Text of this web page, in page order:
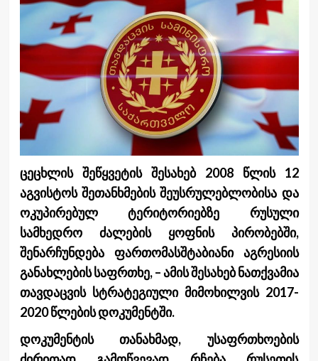
ცეცხლის შეწყვეტის შესახებ 2008 წლის 12
აგვისტოს შეთანხმების შეუსრულებლობისა და
ოკუპირებულ ტერიტორიებზე რუსული
სამხედრო ძალების ყოფნის პირობებში,
შენარჩუნდება ფართომასშტაბიანი აგრესიის
განახლების საფრთხე, – ამის შესახებ ნათქვამია
თავდაცვის სტრატეგიული მიმოხილვის 2017-
2020 წლების დოკუმენტში.
დოკუმენტის თანახმად, უსაფრთხოების